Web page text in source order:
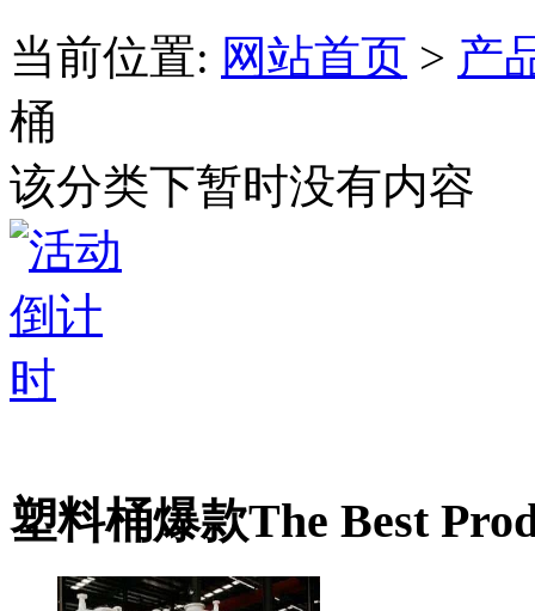
当前位置: 网站首页 > 产
桶
该分类下暂时没有内容
塑料桶爆款The Best